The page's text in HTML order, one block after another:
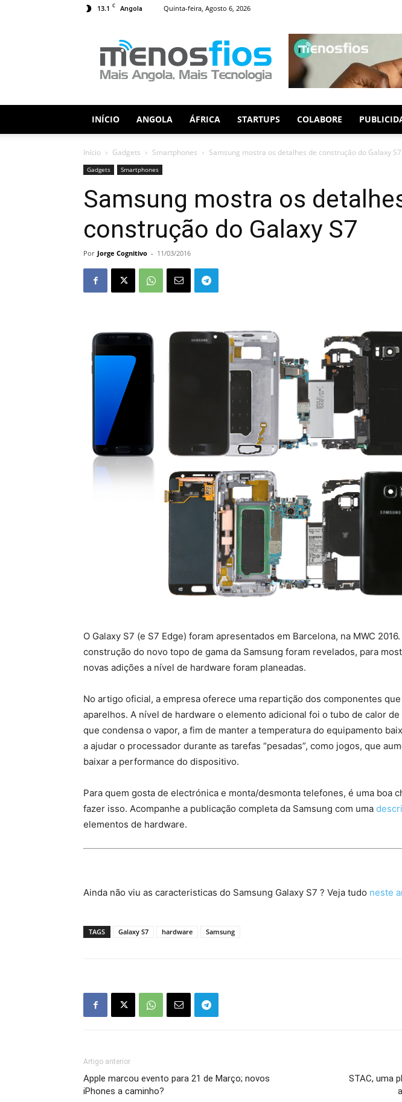
13.1 C Angola Quinta-feira, Agosto 6, 2026
Fios
INÍCIO ANGOLA ÁFRICA STARTUPS COLABORE
Início Gadgets Smartphones Samsung mostra os detalhes de construção do Galaxy S7
Gadgets Smartphones
Samsung mostra os
construção do Galaxy S7
Por Jorge Cognitivo - 11/03/2016
O Galaxy S7 (e S7 Edge) foram apresentados em Barcelona, na MWC
construção do novo topo de gama da Samsung foram revelados, para
novas adições a nível de hardware foram planeadas.
No artigo oficial, a empresa oferece uma repartição dos componentes
aparelhos. A nível de hardware o elemento adicional foi o tubo de calor
que condensa o vapor, a fim de manter a temperatura do equipamento
a ajudar o processador durante as tarefas “pesadas”, como jogos, que
baixar a performance do dispositivo.
Para quem gosta de electrónica e monta/desmonta telefones, é uma boa
fazer isso. Acompanhe a publicação completa da Samsung com uma
elementos de hardware.
Ainda não viu as caracteristicas do Samsung Galaxy S7 ? Veja tudo neste
TAGS Galaxy S7 hardware Samsung
Artigo anterior
Apple marcou evento para 21 de Março; novos
iPhones a caminho?
STAC, uma